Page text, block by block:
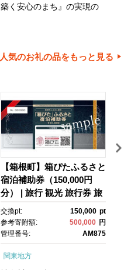
築く安心のまち』の実現の
す
人気のお礼の品をもっと見る
【箱根町】箱ぴたふるさと
宿泊補助券（150,000円
分） | 旅行 観光 旅行券 旅
行クーポン クーポン 箱根
町ふるさと納税 神奈川県
ふるさと納税 神奈川県 箱
交換pt: 150,000 pt
参考寄附額:
500,000 円
管理番号:
AM875
関東地方